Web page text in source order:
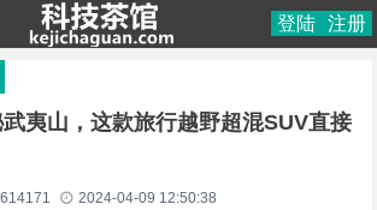
登陆 注册
夷山，这款旅行越野超混SUV直接
2024-04-09 12:50:38